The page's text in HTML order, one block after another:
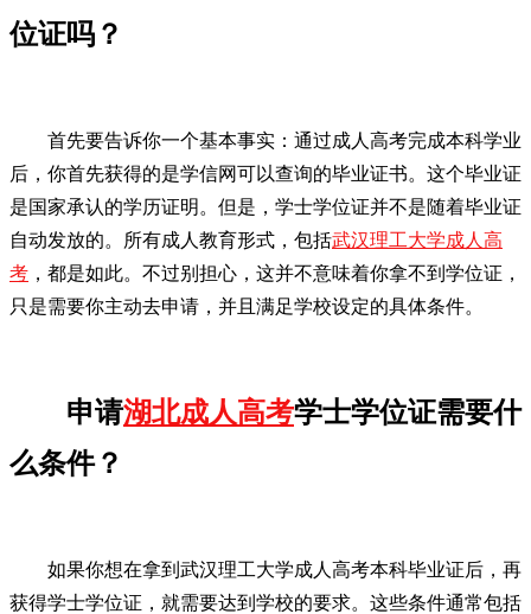
位证吗？
首先要告诉你一个基本事实：通过成人高考完成本科学业
后，你首先获得的是学信网可以查询的毕业证书。这个毕业证
是国家承认的学历证明。但是，学士学位证并不是随着毕业证
自动发放的。所有成人教育形式，包括武汉理工大学成人高
考 ，都是如此。不过别担心，这并不意味着你拿不到学位证，
只是需要你主动去申请，并且满足学校设定的具体条件。
申请湖北成人高考学士学位证需要什
么条件？
如果你想在拿到武汉理工大学成人高考本科毕业证后，再
获得学士学位证，就需要达到学校的要求。这些条件通常包括